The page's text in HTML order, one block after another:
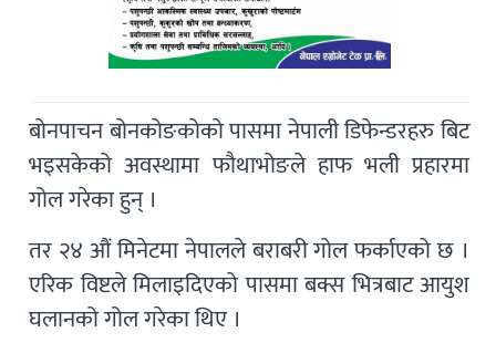
बोनपाचन बोनकोङकोको पासमा नेपाली डिफेन्डरहरु बिट
भइसकेको अवस्थामा फौथाभोङले हाफ भली प्रहारमा
गोल गरेका हुन् ।
तर २४ औं मिनेटमा नेपालले बराबरी गोल फर्काएको छ ।
एरिक विष्टले मिलाइदिएको पासमा बक्स भित्रबाट आयुश
घलानको गोल गरेका थिए ।